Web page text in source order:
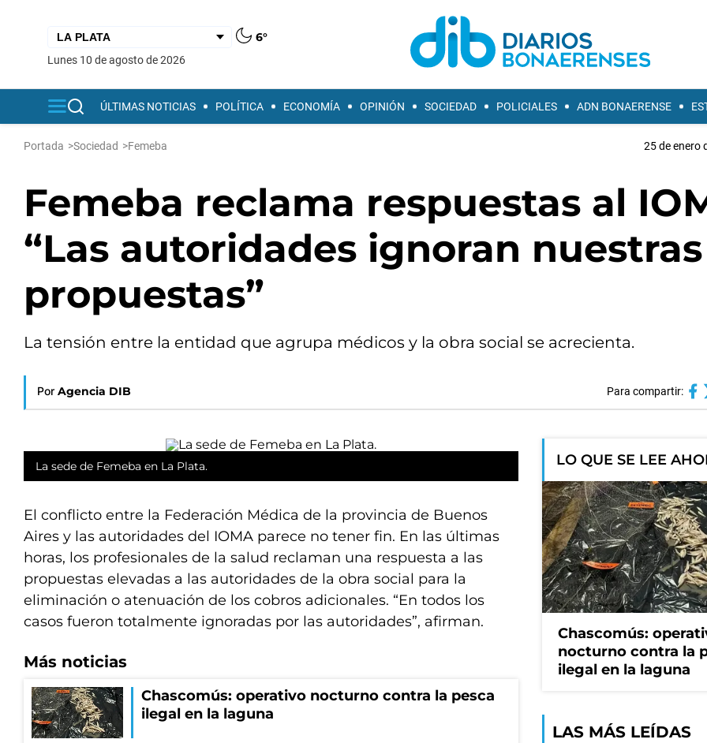
6°
lunes 10 de agosto de 2026
ÚLTIMAS NOTICIAS POLÍTICA ECONOMÍA OPINIÓN SOCIEDAD POLICIALES ADN BONAERENSE
Portada >Sociedad >Femeba 25 de enero
Femeba reclama respuestas al
“Las autoridades ignoran nuestras
propuestas”
La tensión entre la entidad que agrupa médicos y la obra social se acrecienta.
Por Agencia DIB Para compartir:
La sede de Femeba en La Plata.
El conflicto entre la Federación Médica de la provincia de Buenos
Aires y las autoridades del IOMA parece no tener fin. En las últimas
horas, los profesionales de la salud reclaman una respuesta a las
propuestas elevadas a las autoridades de la obra social para la
eliminación o atenuación de los cobros adicionales. “En todos los
casos fueron totalmente ignoradas por las autoridades”, afirman.
Más noticias
Chascomús: operativo nocturno contra la pesca
ilegal en la laguna
LO QUE SE LEE
Chascomús:
nocturno contra la
ilegal en la laguna
LAS MÁS LEÍDAS